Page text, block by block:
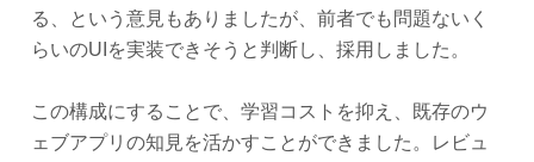
る、という意見もありましたが、前者でも問題ないく
らいのUIを実装できそうと判断し、採用しました。
この構成にすることで、学習コストを抑え、既存のウ
ェブアプリの知見を活かすことができました。レビュ